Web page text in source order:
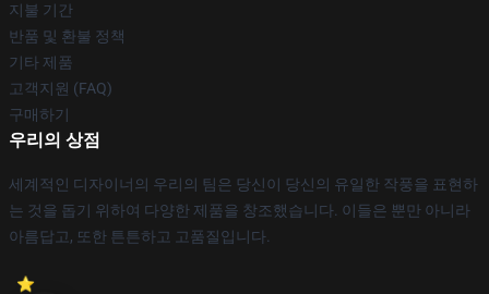
지불 기간
반품 및 환불 정책
기타 제품
고객지원 (FAQ)
구매하기
우리의 상점
세계적인 디자이너의 우리의 팀은 당신이 당신의 유일한 작풍을 표현하
는 것을 돕기 위하여 다양한 제품을 창조했습니다. 이들은 뿐만 아니라
아름답고, 또한 튼튼하고 고품질입니다.